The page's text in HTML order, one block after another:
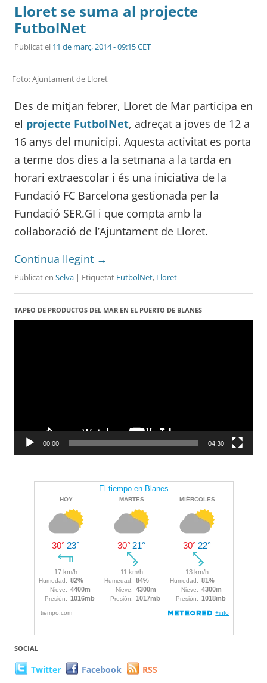
Lloret se suma al projecte
FutbolNet
Publicat el 11 de març, 2014 - 09:15 CET
Foto: Ajuntament de Lloret
Des de mitjan febrer, Lloret de Mar participa en
el projecte FutbolNet, adreçat a joves de 12 a
16 anys del municipi. Aquesta activitat es porta
a terme dos dies a la setmana a la tarda en
horari extraescolar i és una iniciativa de la
Fundació FC Barcelona gestionada per la
Fundació SER.GI i que compta amb la
col·laboració de l’Ajuntament de Lloret.
Continua llegint →
Publicat en Selva | Etiquetat FutbolNet, Lloret
TAPEO DE PRODUCTOS DEL MAR EN EL PUERTO DE BLANES
Reproductor
00:00 04:30
SOCIAL
Twitter Facebook RSS